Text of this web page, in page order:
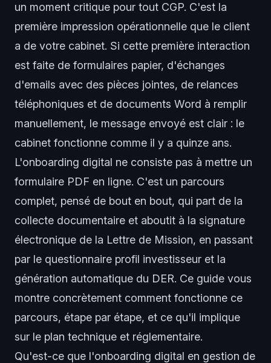
un moment critique pour tout CGP. C'est la
première impression opérationnelle que le client
a de votre cabinet. Si cette première interaction
est faite de formulaires papier, d'échanges
d'emails avec des pièces jointes, de relances
téléphoniques et de documents Word à remplir
manuellement, le message envoyé est clair : le
cabinet fonctionne comme il y a quinze ans.
L'onboarding digital ne consiste pas à mettre un
formulaire PDF en ligne. C'est un parcours
complet, pensé de bout en bout, qui part de la
collecte documentaire et aboutit à la signature
électronique de la Lettre de Mission, en passant
par le questionnaire profil investisseur et la
génération automatique du DER. Ce guide vous
montre concrètement comment fonctionne ce
parcours, étape par étape, et ce qu'il implique
sur le plan technique et réglementaire.
Qu'est-ce que l'onboarding digital en gestion de